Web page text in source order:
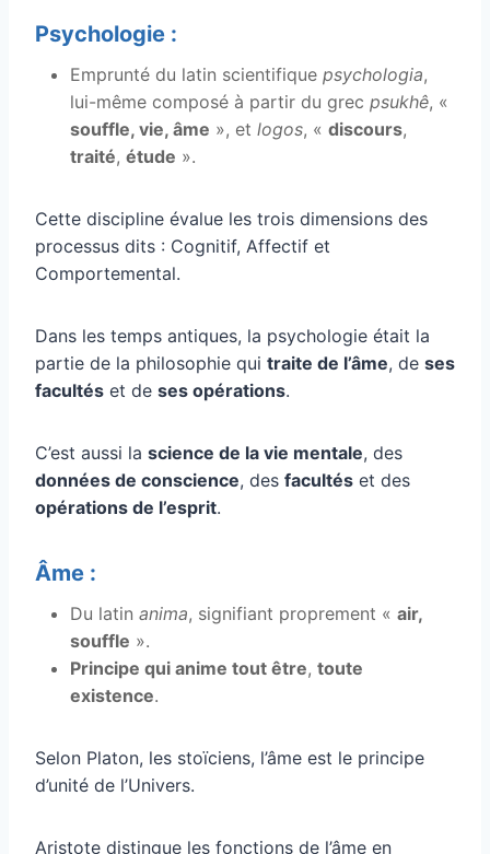
Psychologie :
Emprunté du latin scientifique psychologia,
lui-même composé à partir du grec psukhê, «
souffle, vie, âme », et logos, « discours,
traité, étude ».
Cette discipline évalue les trois dimensions des
processus dits : Cognitif, Affectif et
Comportemental.
Dans les temps antiques, la psychologie était la
partie de la philosophie qui traite de l’âme, de ses
facultés et de ses opérations.
C’est aussi la science de la vie mentale, des
données de conscience, des facultés et des
opérations de l’esprit.
Âme :
Du latin anima, signifiant proprement « air,
souffle ».
Principe qui anime tout être, toute
existence.
Selon Platon, les stoïciens, l’âme est le principe
d’unité de l’Univers.
Aristote distingue les fonctions de l’âme en